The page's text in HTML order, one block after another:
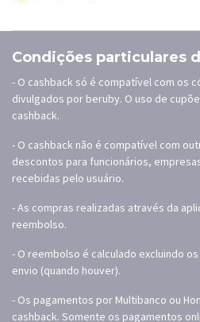
Condições particulares
- O cashback só é compatível com os
divulgados por beruby. O uso de
cashback.
- O cashback não é compatível com
descontos para funcionários,
recebidas pelo usuário.
- As compras realizadas através da
reembolso.
- O reembolso é calculado excluindo
envio (quando houver).
- Os pagamentos por Multibanco ou
cashback. Somente os pagamentos